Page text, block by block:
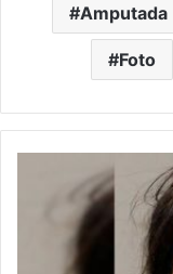
Amputada
Foto